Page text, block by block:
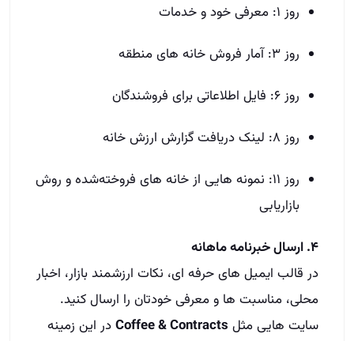
روز ۱: معرفی خود و خدمات
روز ۳: آمار فروش خانه‌ های منطقه
روز ۶: فایل اطلاعاتی برای فروشندگان
روز ۸: لینک دریافت گزارش ارزش خانه
روز ۱۱: نمونه‌ هایی از خانه‌ های فروخته‌شده و روش
بازاریابی
۴. ارسال خبرنامه ماهانه
در قالب ایمیل‌ های حرفه‌ ای، نکات ارزشمند بازار، اخبار
محلی، مناسبت‌ ها و معرفی خودتان را ارسال کنید.
سایت‌ هایی مثل Coffee & Contractsدر این زمینه